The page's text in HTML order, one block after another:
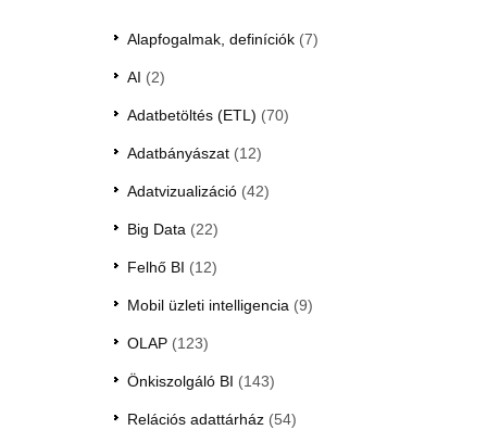
Alapfogalmak, definíciók(7)
AI (2)
Adatbetöltés (ETL) (70)
Adatbányászat(12)
Adatvizualizáció(42)
Big Data(22)
Felhő BI (12)
Mobil üzleti intelligencia(9)
OLAP(123)
Önkiszolgáló BI (143)
Relációs adattárház(54)